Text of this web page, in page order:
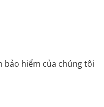
bảo hiểm của chúng tôi